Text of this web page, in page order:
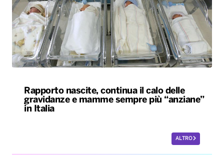
Rapporto nascite, continua il calo delle
gravidanze e mamme sempre più “anziane”
in Italia
ALTRO